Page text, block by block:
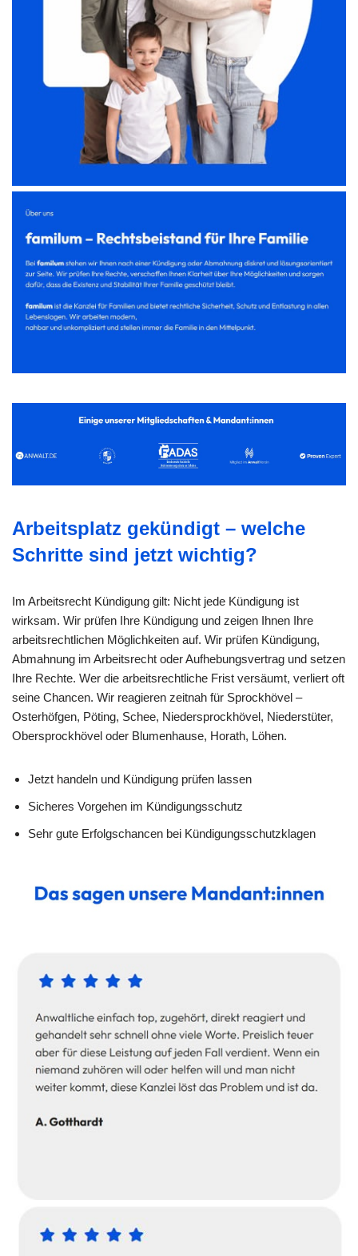
Arbeitsplatz gekündigt – welche
Schritte sind jetzt wichtig?
Im Arbeitsrecht Kündigung gilt: Nicht jede Kündigung ist
wirksam. Wir prüfen Ihre Kündigung und zeigen Ihnen Ihre
arbeitsrechtlichen Möglichkeiten auf. Wir prüfen Kündigung,
Abmahnung im Arbeitsrecht oder Aufhebungsvertrag und setzen
Ihre Rechte. Wer die arbeitsrechtliche Frist versäumt, verliert oft
seine Chancen. Wir reagieren zeitnah für Sprockhövel –
Osterhöfgen, Pöting, Schee, Niedersprockhövel, Niederstüter,
Obersprockhövel oder Blumenhause, Horath, Löhen.
Jetzt handeln und Kündigung prüfen lassen
Sicheres Vorgehen im Kündigungsschutz
Sehr gute Erfolgschancen bei Kündigungsschutzklagen